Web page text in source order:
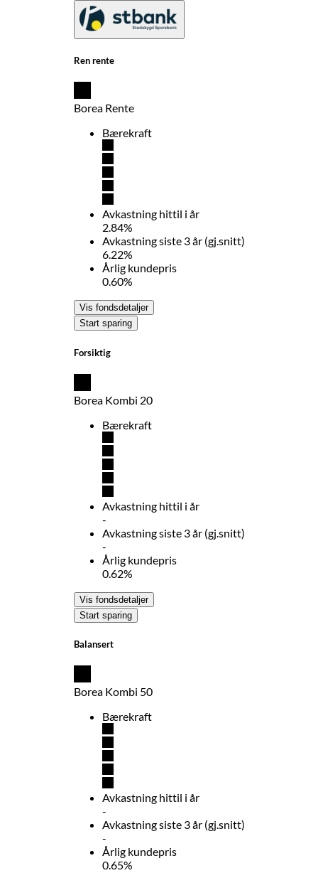
Ren rente
Borea Rente
Bærekraft
Avkastning hittil i år
2.84%
Avkastning siste 3 år (gj.snitt)
6.22%
Årlig kundepris
0.60%
Vis fondsdetaljer
Start sparing
Forsiktig
Borea Kombi 20
Bærekraft
Avkastning hittil i år
-
Avkastning siste 3 år (gj.snitt)
-
Årlig kundepris
0.62%
Vis fondsdetaljer
Start sparing
Balansert
Borea Kombi 50
Bærekraft
Avkastning hittil i år
-
Avkastning siste 3 år (gj.snitt)
-
Årlig kundepris
0.65%